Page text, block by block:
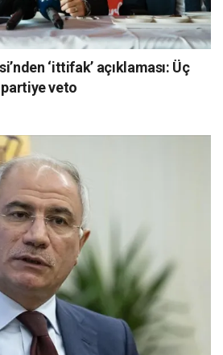
‘ittifak’ açıklaması: Üç
partiye veto